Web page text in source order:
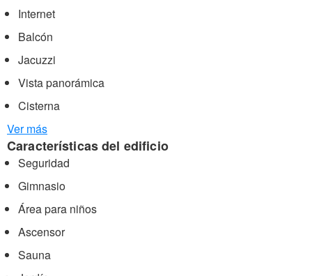
Internet
Balcón
Jacuzzi
Vista panorámica
Cisterna
Ver más
Características del edificio
Seguridad
Gimnasio
Área para niños
Ascensor
Sauna